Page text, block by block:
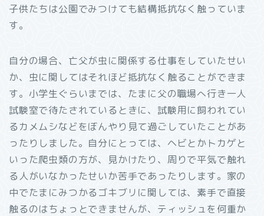
子供たちは公園でみつけても結構抵抗なく触っていま
す。
自分の場合、亡父が虫に関係する仕事をしていたせい
か、虫に関してはそれほど抵抗なく触ることができま
す。小学生ぐらいまでは、たまに父の職場へ行き一人
試験室で待たされているときに、試験用に飼われてい
るカメムシなどをぼんやり見て過ごしていたことがあ
ったりしました。自分にとっては、ヘビとかトカゲと
いった爬虫類の方が、見かけたり、周りで平気で触れ
る人がいなかったせいか苦手であったりします。家の
中でたまにみつかるゴキブリに関しては、素手で直接
触るのはちょっとできませんが、ティッシュを何重か